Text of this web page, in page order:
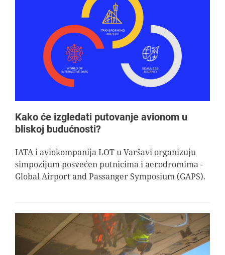
Kako će izgledati putovanje avionom u
bliskoj budućnosti?
IATA i aviokompanija LOT u Varšavi organizuju
simpozijum posvećen putnicima i aerodromima -
Global Airport and Passanger Symposium (GAPS).